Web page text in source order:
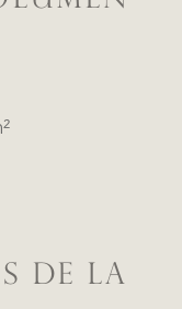
DE LA